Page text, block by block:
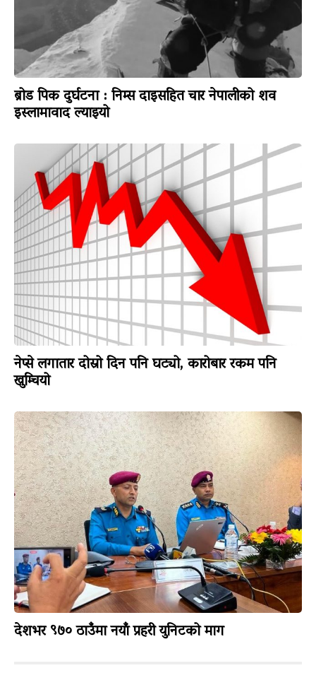
ब्रोड पिक दुर्घटना : निम्स दाइसहित चार नेपालीको शव
इस्लामावाद ल्याइयो
नेप्से लगातार दोस्रो दिन पनि घट्यो, कारोबार रकम पनि
खुम्चियो
देशभर ९७० ठाउँमा नयाँ प्रहरी युनिटको माग